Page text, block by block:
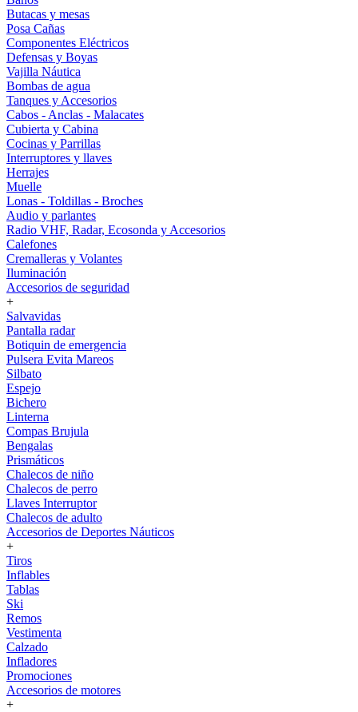
Butacas y mesas
Posa Cañas
Componentes Eléctricos
Defensas y Boyas
Vajilla Náutica
Bombas de agua
Tanques y Accesorios
Cabos - Anclas - Malacates
Cubierta y Cabina
Cocinas y Parrillas
Interruptores y llaves
Herrajes
Muelle
Lonas - Toldillas - Broches
Audio y parlantes
Radio VHF, Radar, Ecosonda y Accesorios
Calefones
Cremalleras y Volantes
Iluminación
Accesorios de seguridad
+
Salvavidas
Pantalla radar
Botiquin de emergencia
Pulsera Evita Mareos
Silbato
Espejo
Bichero
Linterna
Compas Brujula
Bengalas
Prismáticos
Chalecos de niño
Chalecos de perro
Llaves Interruptor
Chalecos de adulto
Accesorios de Deportes Náuticos
+
Tiros
Inflables
Tablas
Ski
Remos
Vestimenta
Calzado
Infladores
Promociones
Accesorios de motores
+